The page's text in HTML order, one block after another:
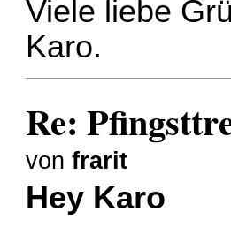
Viele liebe
Karo.
Re:
vonfrarit
Hey Karo